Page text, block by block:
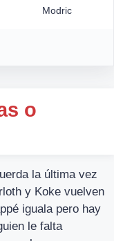
Modric
o
la última vez
y Koke vuelven
iguala pero hay
le falta